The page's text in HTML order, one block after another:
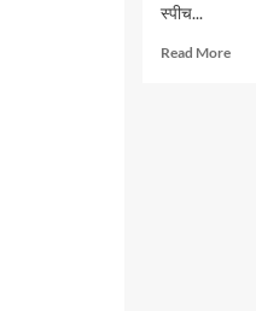
स्पीच...
Read MoreRead